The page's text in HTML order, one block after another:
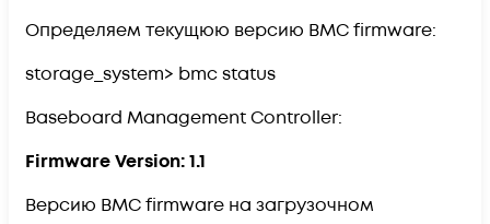
Определяем текущюю версию BMC firmware:
storage_system> bmc status
Baseboard Management Controller:
Firmware Version: 1.1
Версию BMC firmware на загрузочном